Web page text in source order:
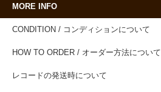
MORE INFO
CONDITION / コンディションについて
HOW TO ORDER / オーダー方法について
レコードの発送時について